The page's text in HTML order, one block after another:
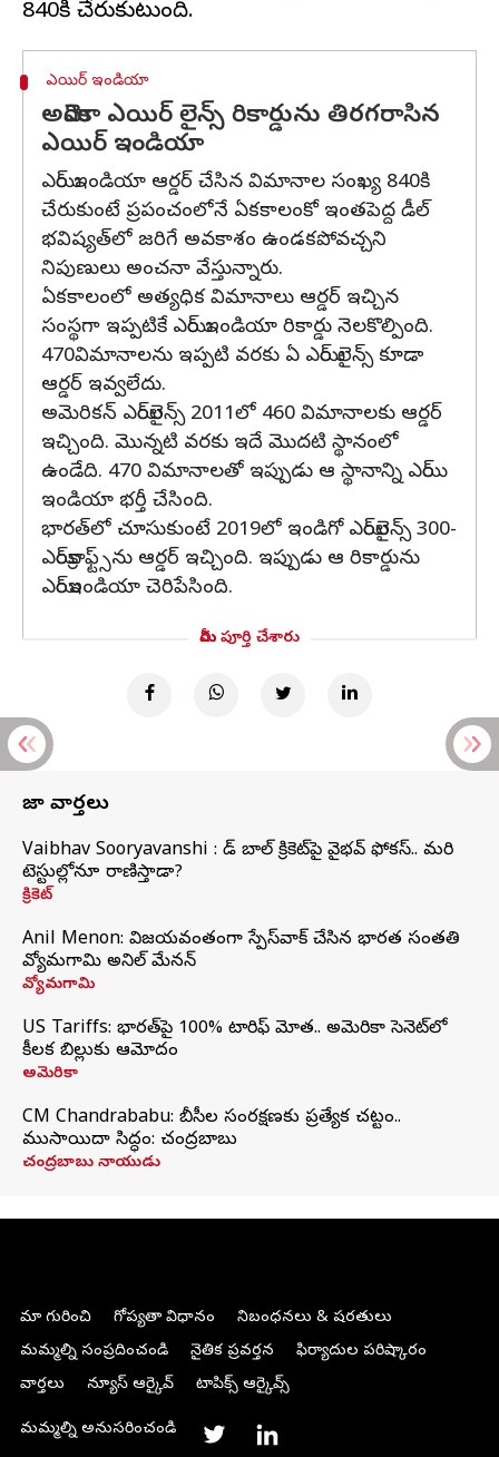
ఎయిర్ ఇండియా
అమెరికా ఎయిర్ లైన్స్ రికార్డును తిరగరాసిన
ఎయిర్ ఇండియా
ఎయిర్ ఇండియా ఆర్డర్ చేసిన విమానాల సంఖ్య 840కి
చేరుకుంటే ప్రపంచంలోనే ఏకకాలంకో ఇంతపెద్ద డీల్
భవిష్యత్‌లో జరిగే అవకాశం ఉండకపోవచ్చని
నిపుణులు అంచనా వేస్తున్నారు.
ఏకకాలంలో అత్యధిక విమానాలు ఆర్డర్ ఇచ్చిన
సంస్థగా ఇప్పటికే ఎయిర్ ఇండియా రికార్డు నెలకొల్పింది.
470విమానాలను ఇప్పటి వరకు ఏ ఎయిర్ లైన్స్ కూడా
ఆర్డర్ ఇవ్వలేదు.
అమెరికన్ ఎయిర్‌లైన్స్ 2011లో 460 విమానాలకు ఆర్డర్
ఇచ్చింది. మొన్నటి వరకు ఇదే మొదటి స్థానంలో
ఉండేది. 470 విమానాలతో ఇప్పుడు ఆ స్థానాన్ని ఎయిర్
ఇండియా భర్తీ చేసింది.
భారత్‌లో చూసుకుంటే 2019లో ఇండిగో ఎయిర్‌లైన్స్ 300-
ఎయిర్‌క్రాఫ్ట్స్‌ను ఆర్డర్ ఇచ్చింది. ఇప్పుడు ఆ రికార్డును
ఎయిర్‌ఇండియా చెరిపేసింది.
మీరు పూర్తి చేశారు
తాజా వార్తలు
Vaibhav Sooryavanshi : రెడ్ బాల్ క్రికెట్‌పై వైభవ్ ఫోకస్.. మరి
టెస్టుల్లోనూ రాణిస్తాడా?
క్రికెట్
Anil Menon: విజయవంతంగా స్పేస్‌వాక్‌ చేసిన భారత సంతతి
వ్యోమగామి అనిల్‌ మేనన్
వ్యోమగామి
US Tariffs: భారత్‌పై 100% టారిఫ్‌ మోత.. అమెరికా సెనెట్‌లో
కీలక బిల్లుకు ఆమోదం
అమెరికా
CM Chandrababu: బీసీల సంరక్షణకు ప్రత్యేక చట్టం..
ముసాయిదా సిద్ధం: చంద్రబాబు
చంద్రబాబు నాయుడు
మా గురించి గోప్యతా విధానం
నిబంధనలు & షరతులు
మమ్మల్ని సంప్రదించండి
నైతిక ప్రవర్తన
ఫిర్యాదుల పరిష్కారం
వార్తలు
న్యూస్ ఆర్కైవ్ టాపిక్స్ ఆర్కైవ్స్
మమ్మల్ని అనుసరించండి